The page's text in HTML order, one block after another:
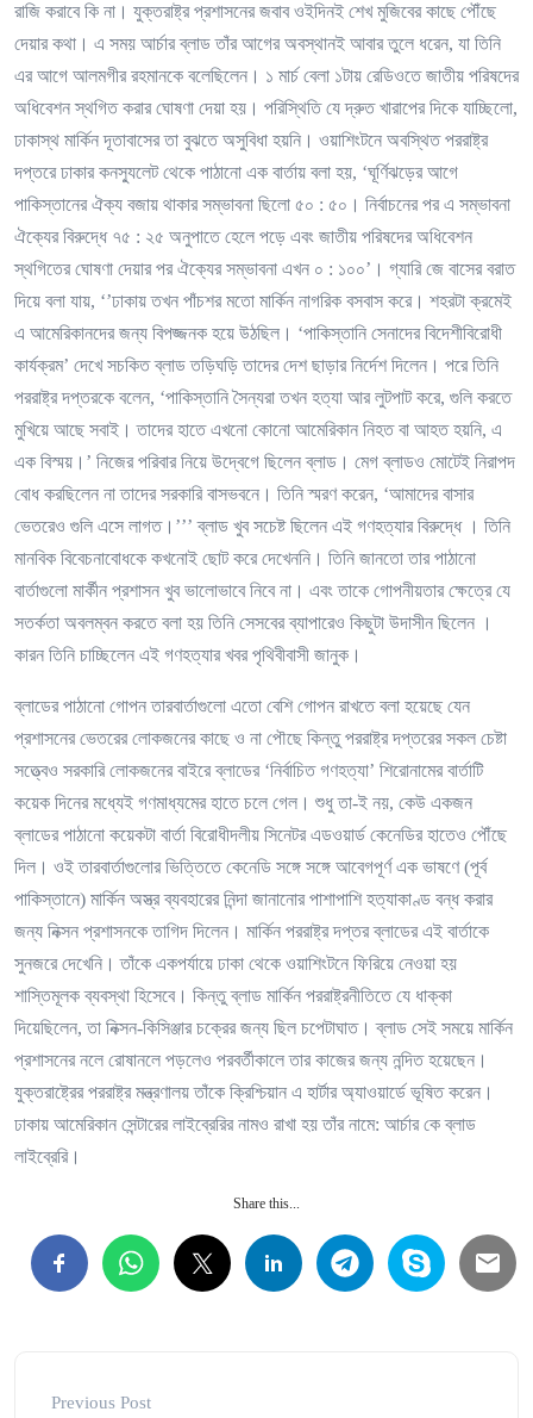
রাজি করাবে কি না। যুক্তরাষ্ট্র প্রশাসনের জবাব ওইদিনই শেখ মুজিবের কাছে পৌঁছে
দেয়ার কথা। এ সময় আর্চার ব্লাড তাঁর আগের অবস্থানই আবার তুলে ধরেন, যা তিনি
এর আগে আলমগীর রহমানকে বলেছিলেন। ১ মার্চ বেলা ১টায় রেডিওতে জাতীয় পরিষদের
অধিবেশন স্থগিত করার ঘোষণা দেয়া হয়। পরিস্থিতি যে দ্রুত খারাপের দিকে যাচ্ছিলো,
ঢাকাস্থ মার্কিন দূতাবাসের তা বুঝতে অসুবিধা হয়নি। ওয়াশিংটনে অবস্থিত পররাষ্ট্র
দপ্তরে ঢাকার কনস্যুলেট থেকে পাঠানো এক বার্তায় বলা হয়, ‘ঘূর্ণিঝড়ের আগে
পাকিস্তানের ঐক্য বজায় থাকার সম্ভাবনা ছিলো ৫০ : ৫০। নির্বাচনের পর এ সম্ভাবনা
ঐক্যের বিরুদ্ধে ৭৫ : ২৫ অনুপাতে হেলে পড়ে এবং জাতীয় পরিষদের অধিবেশন
স্থগিতের ঘোষণা দেয়ার পর ঐক্যের সম্ভাবনা এখন ০ : ১০০’। গ্যারি জে বাসের বরাত
দিয়ে বলা যায়, ‘’ঢাকায় তখন পাঁচশর মতো মার্কিন নাগরিক বসবাস করে। শহরটা ক্রমেই
এ আমেরিকানদের জন্য বিপজ্জনক হয়ে উঠছিল। ‘পাকিস্তানি সেনাদের বিদেশীবিরোধী
কার্যক্রম’ দেখে সচকিত ব্লাড তড়িঘড়ি তাদের দেশ ছাড়ার নির্দেশ দিলেন। পরে তিনি
পররাষ্ট্র দপ্তরকে বলেন, ‘পাকিস্তানি সৈন্যরা তখন হত্যা আর লুটপাট করে, গুলি করতে
মুখিয়ে আছে সবাই। তাদের হাতে এখনো কোনো আমেরিকান নিহত বা আহত হয়নি, এ
এক বিস্ময়।’ নিজের পরিবার নিয়ে উদ্বেগে ছিলেন ব্লাড। মেগ ব্লাডও মোটেই নিরাপদ
বোধ করছিলেন না তাদের সরকারি বাসভবনে। তিনি স্মরণ করেন, ‘আমাদের বাসার
ভেতরেও গুলি এসে লাগত।’’’ ব্লাড খুব সচেষ্ট ছিলেন এই গণহত্যার বিরুদ্ধে । তিনি
মানবিক বিবেচনাবোধকে কখনোই ছোট করে দেখেননি। তিনি জানতো তার পাঠানো
বার্তাগুলো মার্কীন প্রশাসন খুব ভালোভাবে নিবে না। এবং তাকে গোপনীয়তার ক্ষেত্রে যে
সতর্কতা অবলম্বন করতে বলা হয় তিনি সেসবের ব্যাপারেও কিছুটা উদাসীন ছিলেন ।
কারন তিনি চাচ্ছিলেন এই গণহত্যার খবর পৃথিবীবাসী জানুক।
ব্লাডের পাঠানো গোপন তারবার্তাগুলো এতো বেশি গোপন রাখতে বলা হয়েছে যেন
প্রশাসনের ভেতরের লোকজনের কাছে ও না পৌছে কিন্তু পররাষ্ট্র দপ্তরের সকল চেষ্টা
সত্ত্বেও সরকারি লোকজনের বাইরে ব্লাডের ‘নির্বাচিত গণহত্যা’ শিরোনামের বার্তাটি
কয়েক দিনের মধ্যেই গণমাধ্যমের হাতে চলে গেল। শুধু তা-ই নয়, কেউ একজন
ব্লাডের পাঠানো কয়েকটা বার্তা বিরোধীদলীয় সিনেটর এডওয়ার্ড কেনেডির হাতেও পৌঁছে
দিল। ওই তারবার্তাগুলোর ভিত্তিতে কেনেডি সঙ্গে সঙ্গে আবেগপূর্ণ এক ভাষণে (পূর্ব
পাকিস্তানে) মার্কিন অস্ত্র ব্যবহারের নিন্দা জানানোর পাশাপাশি হত্যাকাণ্ড বন্ধ করার
জন্য নিক্সন প্রশাসনকে তাগিদ দিলেন। মার্কিন পররাষ্ট্র দপ্তর ব্লাডের এই বার্তাকে
সুনজরে দেখেনি। তাঁকে একপর্যায়ে ঢাকা থেকে ওয়াশিংটনে ফিরিয়ে নেওয়া হয়
শাস্তিমূলক ব্যবস্থা হিসেবে। কিন্তু ব্লাড মার্কিন পররাষ্ট্রনীতিতে যে ধাক্কা
দিয়েছিলেন, তা নিক্সন-কিসিঞ্জার চক্রের জন্য ছিল চপেটাঘাত। ব্লাড সেই সময়ে মার্কিন
প্রশাসনের নলে রোষানলে পড়লেও পরবর্তীকালে তার কাজের জন্য নন্দিত হয়েছেন।
যুক্তরাষ্ট্রের পররাষ্ট্র মন্ত্রণালয় তাঁকে ক্রিশ্চিয়ান এ হার্টার অ্যাওয়ার্ডে ভূষিত করেন।
ঢাকায় আমেরিকান সেন্টারের লাইব্রেরির নামও রাখা হয় তাঁর নামে: আর্চার কে ব্লাড
লাইব্রেরি।
Share this...
Previous Post